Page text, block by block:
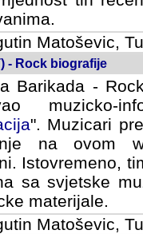
Matoševic,
- Rock biografije
Barikada -
muzicko-
predstavljeni u
portalu
tim nacinom
muzicke scene
Matoševic,